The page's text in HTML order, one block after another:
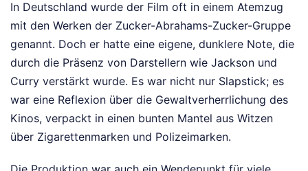
In Deutschland wurde der Film oft in einem Atemzug
mit den Werken der Zucker-Abrahams-Zucker-Gruppe
genannt. Doch er hatte eine eigene, dunklere Note, die
durch die Präsenz von Darstellern wie Jackson und
Curry verstärkt wurde. Es war nicht nur Slapstick; es
war eine Reflexion über die Gewaltverherrlichung des
Kinos, verpackt in einen bunten Mantel aus Witzen
über Zigarettenmarken und Polizeimarken.